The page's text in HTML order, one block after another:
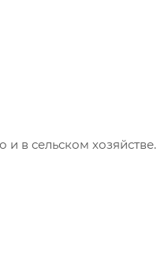
в сельском хозяйстве.